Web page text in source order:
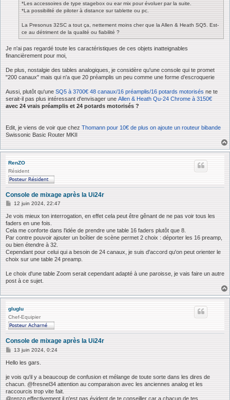
*Les accessoires de type stagebox ou ear mix pour évoluer par la suite.
*La possibilité de piloter à distance sur tablette ou pc.
La Presonus 32SC a tout ça, nettement moins cher que la Allen & Heath SQ5. Est-
ce au détriment de la qualité ou fiabilité ?
Je n'ai pas regardé toute les caractéristiques de ces objets inatteignables
financièrement pour moi,
De plus, nostalgie des tables analogiques, je considère qu'une console qui te promet
"200 canaux" mais qui n'a que 20 préamplis un peu comme une forme d’escroquerie
Aussi, plutôt qu'une SQ5 à 3700€ 48 canaux/16 préamplis/16 potards motorisés ne te
serait-il pas plus intéressant d'envisager une Allen & Heath Qu-24 Chrome à 3150€
avec 24 vrais préamplis et 24 potards motorisés ?
Edit, je viens de voir que chez Thomann pour 10€ de plus on ajoute un routeur bibande
Swissonic Basic Router MKII
RenZO
Résident
Console de mixage après la Ui24r
M
s
s
a
g
e
12 juin 2024, 22:47
Je vois mieux ton interrogation, en effet cela peut être gênant de ne pas voir tous les
faders en une fois.
Cela me conforte dans l'idée de prendre une table 16 faders plutôt que 8.
Par contre pouvoir ajouter un boîtier de scène permet 2 choix : déporter les 16 preamp,
ou bien étendre à 32.
Cependant pour celui qui a besoin de 24 canaux, je suis d'accord qu'on peut orienter le
choix sur une table 24 preamp.
Le choix d'une table Zoom serait cependant adapté à une paroisse, je vais faire un autre
post à ce sujet.
gluglu
Chef-Equipier
Console de mixage après la Ui24r
M
s
g
e
13 juin 2024, 0:24
Hello les gars.
je vois qu'il y a beaucoup de confusion et mélange de toute sorte dans les dires de
chacun. @fresnel34 attention au comparaison avec les anciennes analog et les
raccourcis trop vite fait.
@renzo effectivement il n'est pas évident de te conseiller car a chacun de tes